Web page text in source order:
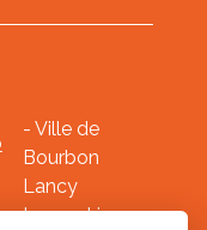
- Ville de
Bourbon
Lancy
des cookies